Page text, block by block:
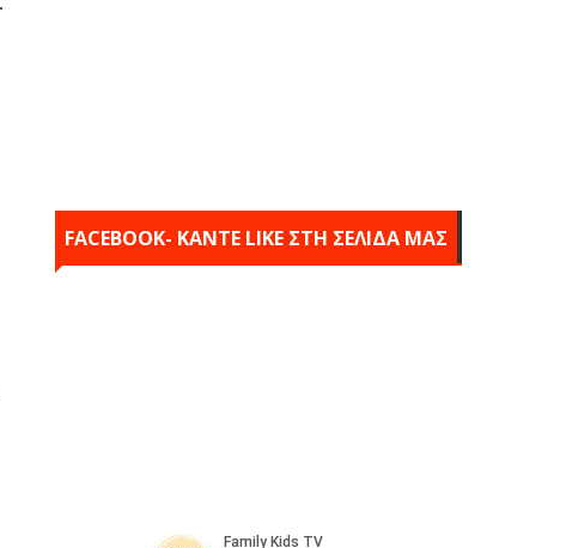
FACEBOOK- KANTE LIKE ΣΤΗ ΣΕΛΙΔΑ ΜΑΣ